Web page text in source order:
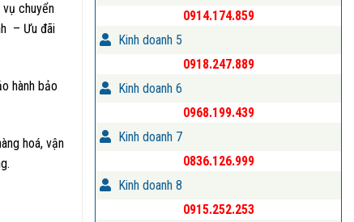
chuyển
– Ưu đãi
hành bảo
hoá, vận
0914.174.859
Kinh doanh 5
0918.247.889
Kinh doanh 6
0968.199.439
Kinh doanh 7
0836.126.999
Kinh doanh 8
0915.252.253